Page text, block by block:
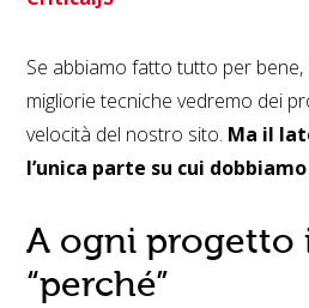
Se abbiamo fatto tutto per
migliorie tecniche vedremo dei
velocità del nostro sito. Ma il
l’unica parte su cui
A ogni progetto
“perché”